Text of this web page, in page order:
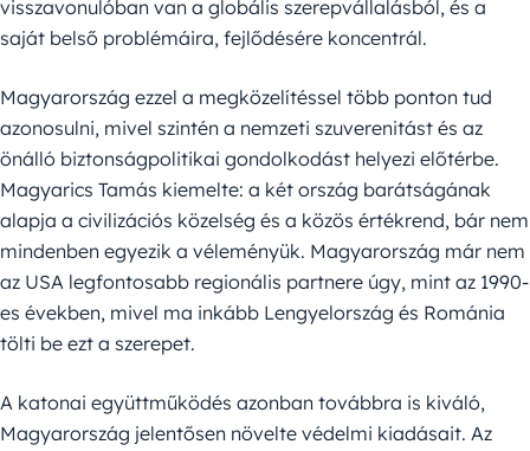
visszavonulóban van a globális szerepvállalásból, és a
saját belső problémáira, fejlődésére koncentrál.
Magyarország ezzel a megközelítéssel több ponton tud
azonosulni, mivel szintén a nemzeti szuverenitást és az
önálló biztonságpolitikai gondolkodást helyezi előtérbe.
Magyarics Tamás kiemelte: a két ország barátságának
alapja a civilizációs közelség és a közös értékrend, bár nem
mindenben egyezik a véleményük. Magyarország már nem
az USA legfontosabb regionális partnere úgy, mint az 1990-
es években, mivel ma inkább Lengyelország és Románia
tölti be ezt a szerepet.
A katonai együttműködés azonban továbbra is kiváló,
Magyarország jelentősen növelte védelmi kiadásait. Az